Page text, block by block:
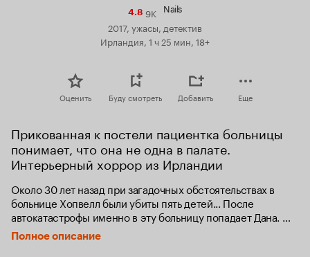
4.8Рейтинг
4.8
9K Nails
2017, ужасы, детектив
Ирландия, 1 ч 25 мин, 18+
Оценить Буду смотреть Добавить Еще
Прикованная к постели пациентка больницы
понимает, что она не одна в палате.
Интерьерный хоррор из Ирландии
Около 30 лет назад при загадочных обстоятельствах в
больнице Хопвелл были убиты пять детей... После
автокатастрофы именно в эту больницу попадает Дана.
Она убеждена, что в своей больничной палате она не одна.
Ей предстоит узнать страшные тайны, которые много лет ​
Полное описание